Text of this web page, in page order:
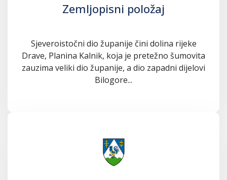
Zemljopisni položaj
Sjeveroistočni dio županije čini dolina rijeke
Drave, Planina Kalnik, koja je pretežno šumovita
zauzima veliki dio županije, a dio zapadni dijelovi
Bilogore...